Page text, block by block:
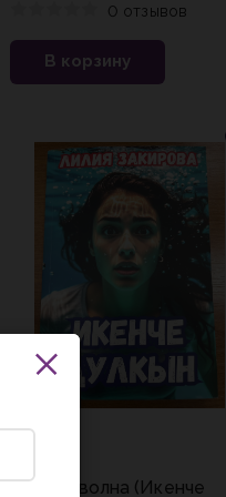
0 отзывов
В корзину
Вторая волна (Икенче